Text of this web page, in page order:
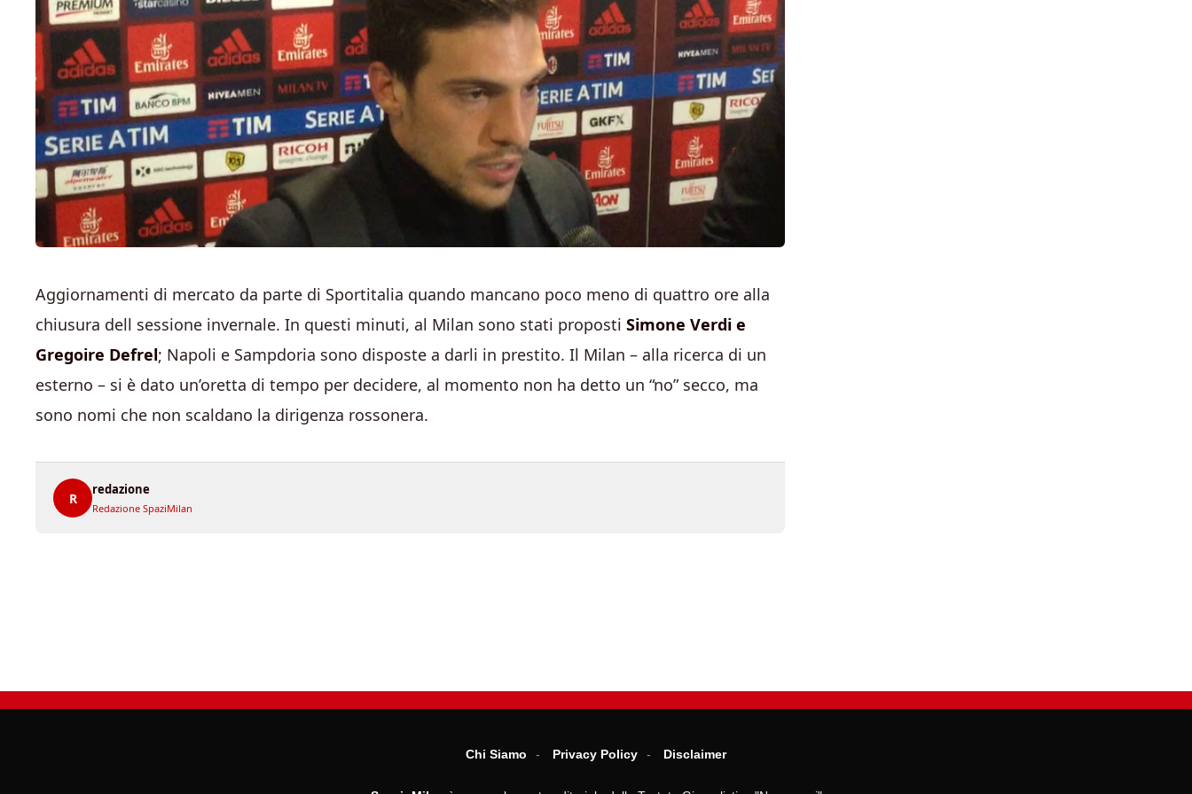
Aggiornamenti di mercato da parte di Sportitalia quando mancano poco meno di quattro ore alla
chiusura dell sessione invernale. In questi minuti, al Milan sono stati proposti Simone Verdi e
Gregoire Defrel; Napoli e Sampdoria sono disposte a darli in prestito. Il Milan – alla ricerca di un
esterno – si è dato un’oretta di tempo per decidere, al momento non ha detto un “no” secco, ma
sono nomi che non scaldano la dirigenza rossonera.
R
redazione
Redazione SpaziMilan
Chi Siamo Privacy Policy Disclaimer